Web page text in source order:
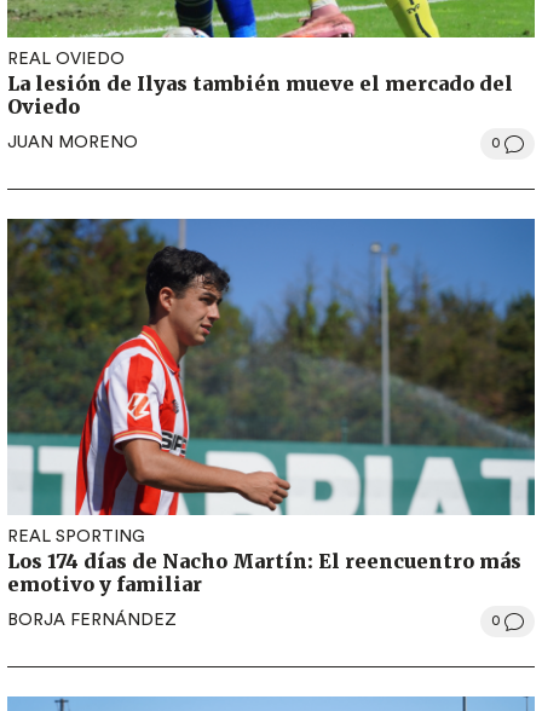
REAL OVIEDO
La lesión de Ilyas también mueve el mercado del
Oviedo
JUAN MORENO 0
REAL SPORTING
Los 174 días de Nacho Martín: El reencuentro más
emotivo y familiar
BORJA FERNÁNDEZ 0